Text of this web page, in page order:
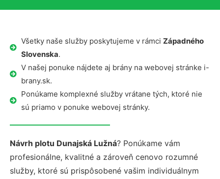
Všetky naše služby poskytujeme v rámci Západného
Slovenska.
V našej ponuke nájdete aj brány na webovej stránke i-
brany.sk.
Ponúkame komplexné služby vrátane tých, ktoré nie
sú priamo v ponuke webovej stránky.
Návrh plotu Dunajská Lužná? Ponúkame vám
profesionálne, kvalitné a zároveň cenovo rozumné
služby, ktoré sú prispôsobené vašim individuálnym